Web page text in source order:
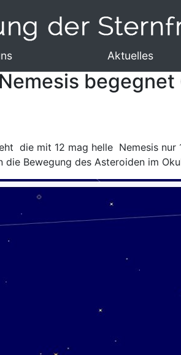
Aktuelles
die mit 12 mag helle Nemesis
die Bewegung des Asteroiden im